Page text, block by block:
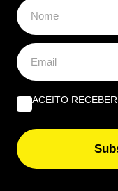
enfermagem, a
euros brutos
ACEITO